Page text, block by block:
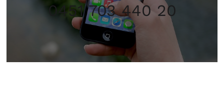
0451 703 440 20